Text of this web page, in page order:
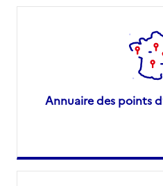
Annuaire des points